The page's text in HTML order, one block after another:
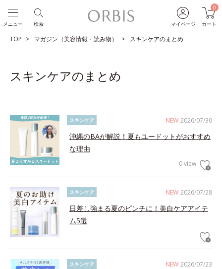
マイページ
0
カート
検索
メニュー
TOP マガジン（美容情報・読み物） スキンケアのまとめ
スキンケアのまとめ
NEW 2026/07/30
スキンケア
沖縄のBAが解説！夏もユードットがおすすめ
な理由
0 view
NEW 2026/07/28
スキンケア
日差し強まる夏のピンチに！美白ケアアイテ
ム5選
NEW 2026/07/23
スキンケア